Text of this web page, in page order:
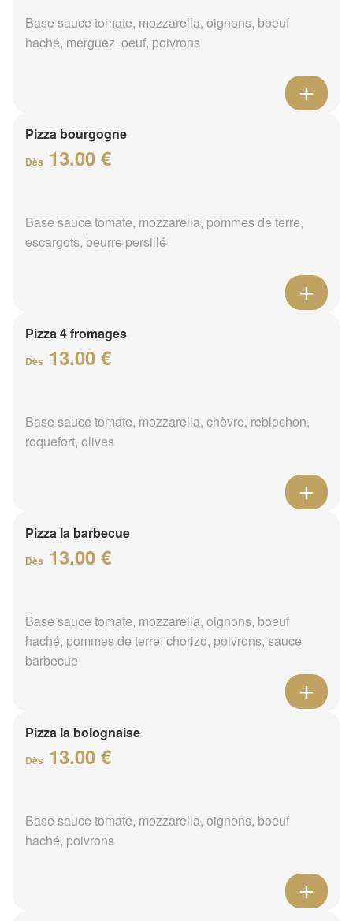
Base sauce tomate, mozzarella, oignons, boeuf
haché, merguez, oeuf, poivrons
Pizza bourgogne
Dès 13.00 €
Base sauce tomate, mozzarella, pommes de terre,
escargots, beurre persillé
Pizza 4 fromages
Dès 13.00 €
Base sauce tomate, mozzarella, chèvre, reblochon,
roquefort, olives
Pizza la barbecue
Dès 13.00 €
Base sauce tomate, mozzarella, oignons, boeuf
haché, pommes de terre, chorizo, poivrons, sauce
barbecue
Pizza la bolognaise
Dès 13.00 €
Base sauce tomate, mozzarella, oignons, boeuf
haché, poivrons